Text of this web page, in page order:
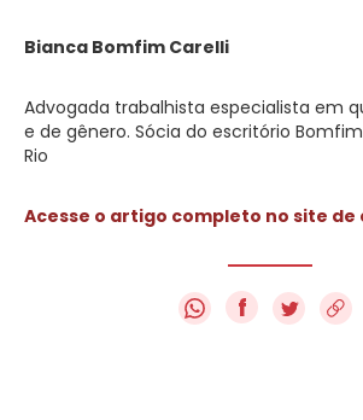
Bianca Bomfim Carelli
Advogada trabalhista especialista em
e de gênero. Sócia do escritório
Rio
Acesse o artigo completo no site de
f